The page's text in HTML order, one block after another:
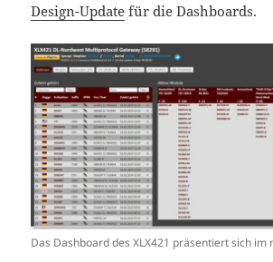
Design-Update für die Dashboards.
Das Dashboard des XLX421 präsentiert sich im